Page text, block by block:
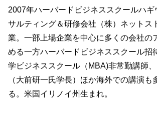
2007年ハーバードビジネススクールハギ
サルティング＆研修会社（株）ネットス
業。一部上場企業を中心に多くの会社の
める一方ハーバードビジネススクール招
学ビジネススクール（MBA)非常勤講師
（大前研一氏学長）ほか海外での講演も
る。米国イリノイ州生まれ。